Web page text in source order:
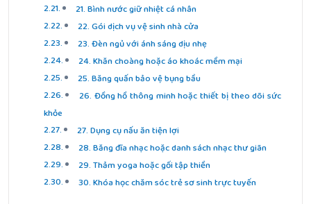
21. Bình nước giữ nhiệt cá nhân
22. Gói dịch vụ vệ sinh nhà cửa
23. Đèn ngủ với ánh sáng dịu nhẹ
24. Khăn choàng hoặc áo khoác mềm mại
25. Băng quấn bảo vệ bụng bầu
26. Đồng hồ thông minh hoặc thiết bị theo dõi sức
khỏe
27. Dụng cụ nấu ăn tiện lợi
28. Băng đĩa nhạc hoặc danh sách nhạc thư giãn
29. Thảm yoga hoặc gối tập thiền
30. Khóa học chăm sóc trẻ sơ sinh trực tuyến